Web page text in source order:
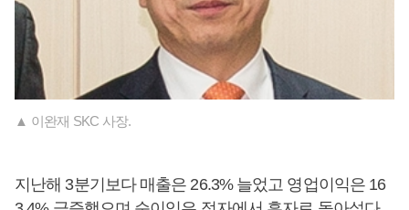
▲ 이완재 SKC 사장.
지난해 3분기보다 매출은 26.3% 늘었고 영업이익은 16